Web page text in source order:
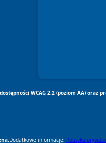
WCAG 2.2 (poziom AA) oraz
Dodatkowe informacje: Polityka